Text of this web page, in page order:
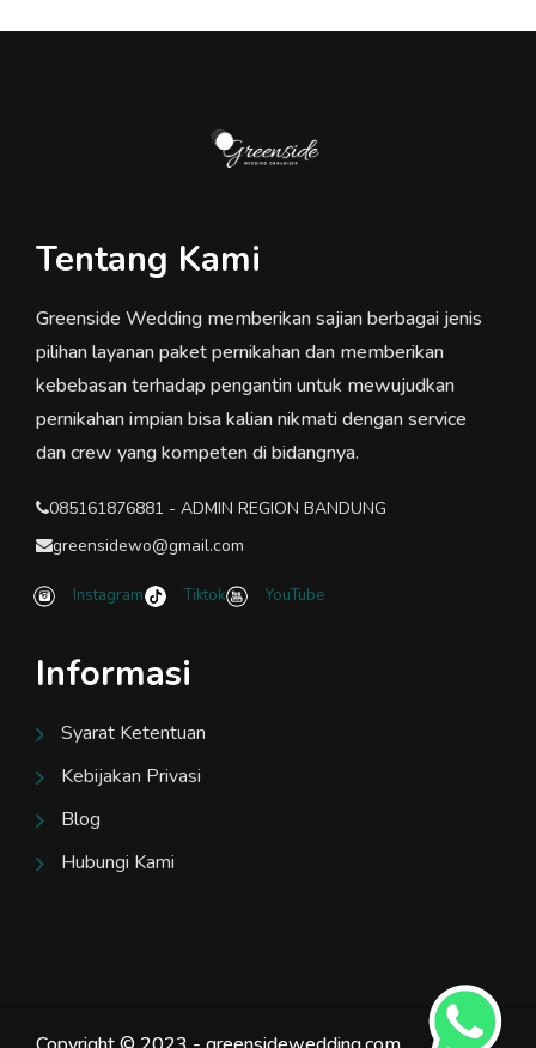
Tentang Kami
Greenside Wedding memberikan sajian berbagai jenis
pilihan layanan paket pernikahan dan memberikan
kebebasan terhadap pengantin untuk mewujudkan
pernikahan impian bisa kalian nikmati dengan service
dan crew yang kompeten di bidangnya.
085161876881 - ADMIN REGION BANDUNG
greensidewo@gmail.com
Instagram Tiktok YouTube
Informasi
Syarat Ketentuan
Kebijakan Privasi
Blog
Hubungi Kami